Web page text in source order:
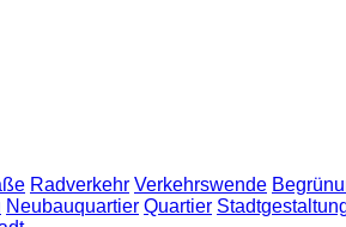
Radverkehr Verkehrswende
Neubauquartier Quartier